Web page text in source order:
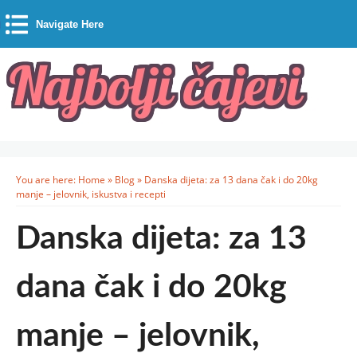
Navigate Here
You are here: Home » Blog» Danska dijeta: za 13 dana čak i do 20kg
manje – jelovnik, iskustva i recepti
Danska dijeta: za 13
dana čak i do 20kg
manje – jelovnik,